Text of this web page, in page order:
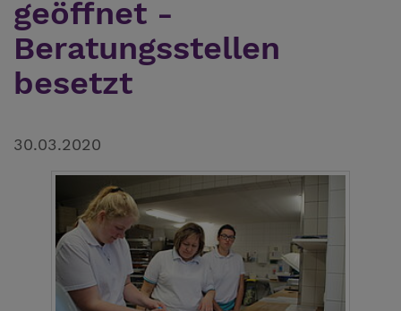
geöffnet -
Beratungsstellen
besetzt
30.03.2020